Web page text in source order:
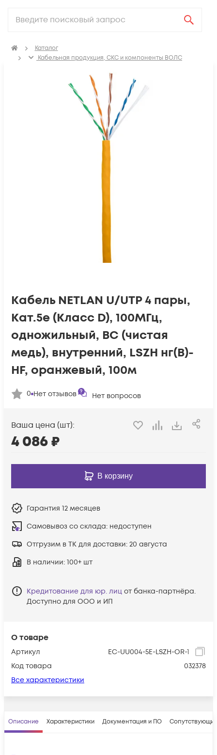
Каталог
Кабельная продукция, СКС и компоненты ВОЛС
О товаре
Артикул
EC-UU004-5E-LSZH-OR-1
Код товара
032378
Все характеристики
Кабель NETLAN U/UTP 4 пары,
Кат.5e (Класс D), 100МГц,
одножильный, BC (чистая
медь), внутренний, LSZH нг(B)-
HF, оранжевый, 100м
0 Нет отзывов Нет вопросов
Ваша цена (шт):
4 086₽
В корзину
Гарантия 12 месяцев
Самовывоз со склада: недоступен
Отгрузим в ТК для доставки: 20 августа
В наличии: 100+ шт
Кредитование для юр. лиц от банка-партнёра.
Доступно для ООО и ИП
Описание Характеристики Документация и ПО